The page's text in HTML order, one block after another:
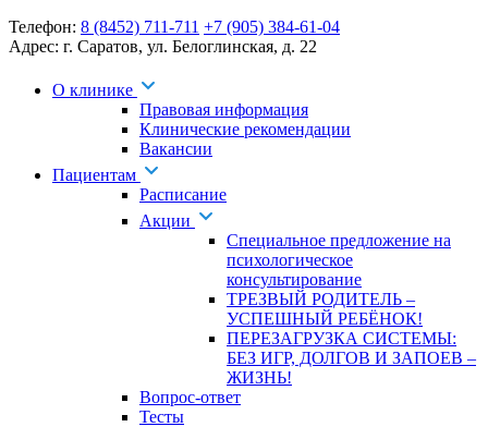
Телефон: 8 (8452) 711-711 +7 (905) 384-61-04
Адрес: г. Саратов, ул. Белоглинская, д. 22
О клинике
Правовая информация
Клинические рекомендации
Вакансии
Пациентам
Расписание
Акции
Специальное предложение на
психологическое
консультирование
ТРЕЗВЫЙ РОДИТЕЛЬ –
УСПЕШНЫЙ РЕБЁНОК!
ПЕРЕЗАГРУЗКА СИСТЕМЫ:
БЕЗ ИГР, ДОЛГОВ И ЗАПОЕВ –
ЖИЗНЬ!
Вопрос-ответ
Тесты